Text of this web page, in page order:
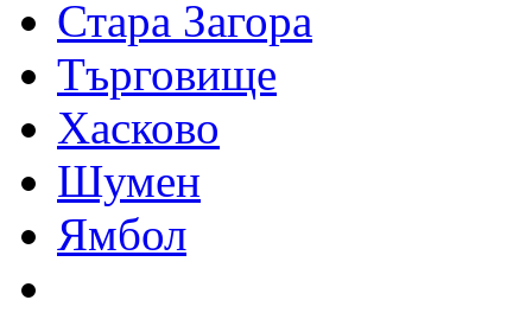
Стара Загора
Търговище
Хасково
Шумен
Ямбол